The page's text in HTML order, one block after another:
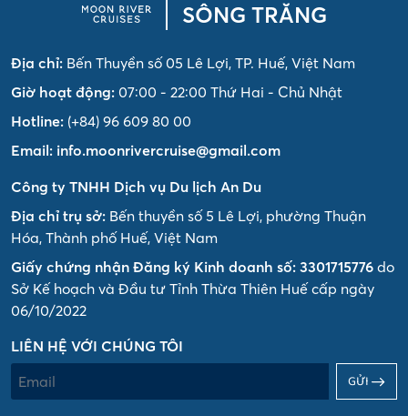
SÔNG TRĂNG
Địa chỉ: Bến Thuyền số 05 Lê Lợi, TP. Huế, Việt Nam
Giờ hoạt động: 07:00 - 22:00 Thứ Hai - Chủ Nhật
Hotline: (+84) 96 609 80 00
Email: info.moonrivercruise@gmail.com
Công ty TNHH Dịch vụ Du lịch An Du
Địa chỉ trụ sở: Bến thuyền số 5 Lê Lợi, phường Thuận
Hóa, Thành phố Huế, Việt Nam
Giấy chứng nhận Đăng ký Kinh doanh số: 3301715776 do
Sở Kế hoạch và Đầu tư Tỉnh Thừa Thiên Huế cấp ngày
06/10/2022
LIÊN HỆ VỚI CHÚNG TÔI
GỬI